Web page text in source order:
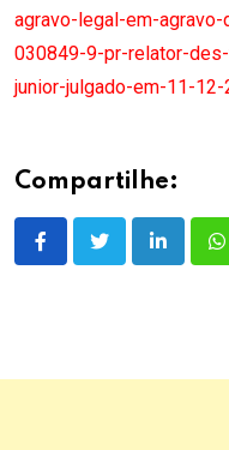
agravo-legal-em-
030849-9-pr-relator-
junior-julgado-em-11-
Compartilhe:
LinkedIn